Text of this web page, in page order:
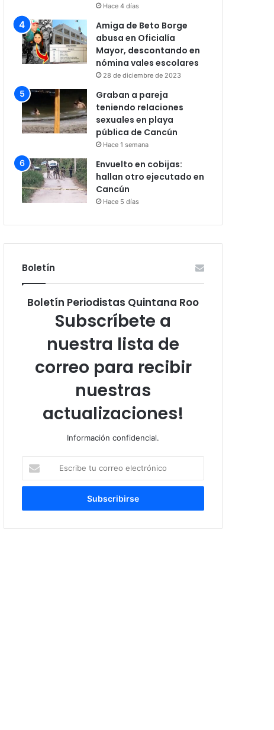
Hace 4 días
Amiga de Beto Borge
abusa en Oficialía
Mayor, descontando en
nómina vales escolares
28 de diciembre de 2023
Graban a pareja
teniendo relaciones
sexuales en playa
pública de Cancún
Hace 1 semana
Envuelto en cobijas:
hallan otro ejecutado en
Cancún
Hace 5 días
Boletín
Boletín Periodistas Quintana Roo
Subscríbete a
nuestra lista de
correo para recibir
nuestras
actualizaciones!
Información confidencial.
tu
correo